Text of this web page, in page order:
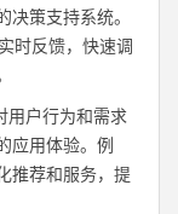
策支持系统。
时反馈，快速调
用户行为和需求
应用体验。例
推荐和服务，提